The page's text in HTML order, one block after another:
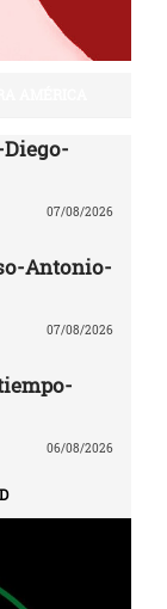
07/08/2026
Antonio-
07/08/2026
06/08/2026